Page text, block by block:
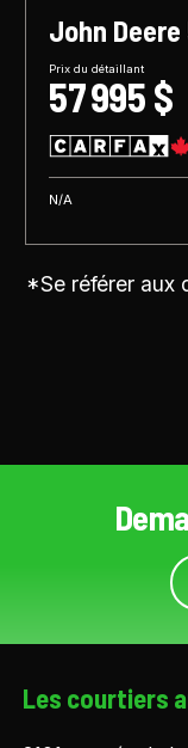
John
Prix du détaillant
57 995 $
N/A
*Se référer aux
Les courtiers